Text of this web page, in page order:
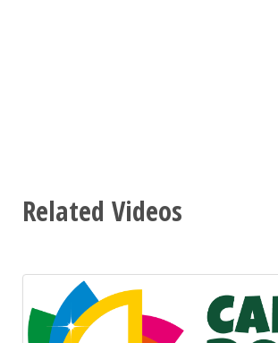
Related Videos